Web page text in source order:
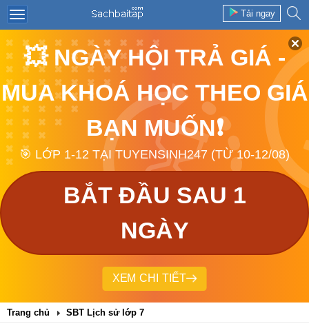
Tải ngay
💥 NGÀY HỘI TRẢ GIÁ -
MUA KHOÁ HỌC THEO GIÁ
BẠN MUỐN❗
🎯 LỚP 1-12 TẠI TUYENSINH247 (TỪ 10-12/08)
BẮT ĐẦU SAU 1
NGÀY
XEM CHI TIẾT
Trang chủ SBT Lịch sử lớp 7